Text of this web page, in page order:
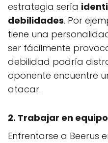
estrategia sería
debilidades. Por
tiene una
ser fácilmente
debilidad podría
oponente encuentre
atacar.
2. Trabajar en equipo
Enfrentarse a Beerus